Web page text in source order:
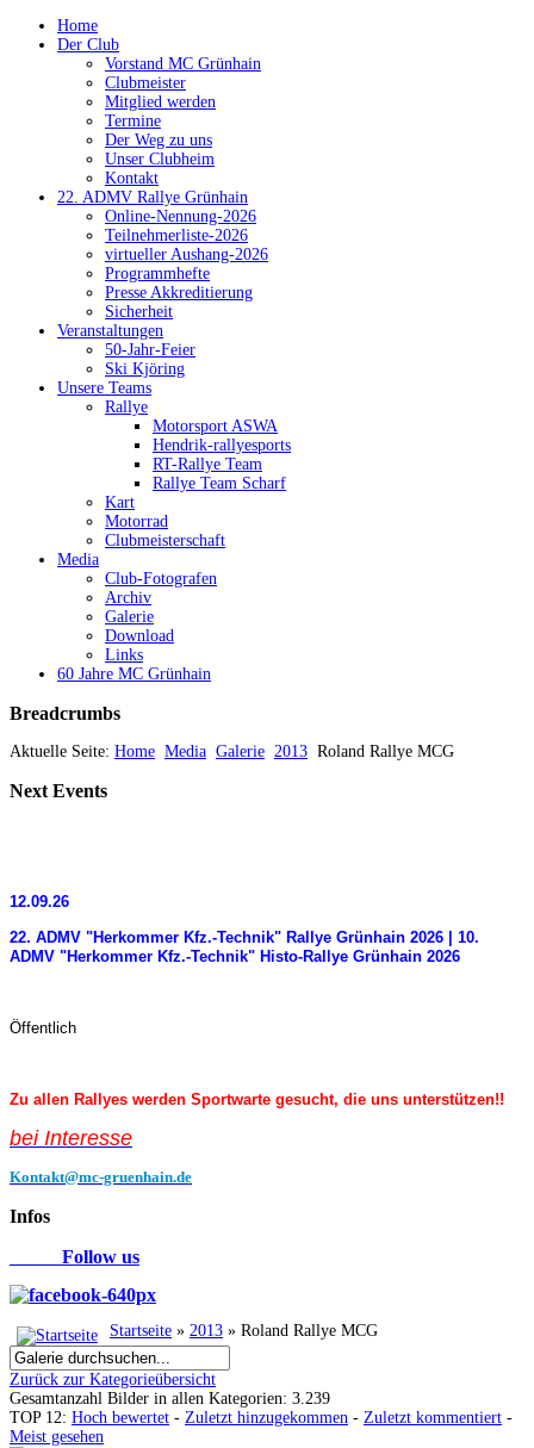
Home
Der Club
Vorstand MC Grünhain
Clubmeister
Mitglied werden
Termine
Der Weg zu uns
Unser Clubheim
Kontakt
22. ADMV Rallye Grünhain
Online-Nennung-2026
Teilnehmerliste-2026
virtueller Aushang-2026
Programmhefte
Presse Akkreditierung
Sicherheit
Veranstaltungen
50-Jahr-Feier
Ski Kjöring
Unsere Teams
Rallye
Motorsport ASWA
Hendrik-rallyesports
RT-Rallye Team
Rallye Team Scharf
Kart
Motorrad
Clubmeisterschaft
Media
Club-Fotografen
Archiv
Galerie
Download
Links
60 Jahre MC Grünhain
Breadcrumbs
Aktuelle Seite: Home Media Galerie 2013 Roland Rallye MCG
Next Events
12.09.26
22. ADMV "Herkommer Kfz.-Technik" Rallye Grünhain 2026 | 10.
ADMV "Herkommer Kfz.-Technik" Histo-Rallye Grünhain 2026
Öffentlich
Zu allen Rallyes werden Sportwarte gesucht, die uns unterstützen!!
bei Interesse
Kontakt@mc-gruenhain.de
Infos
Follow us
Startseite » 2013 » Roland Rallye MCG
Zurück zur Kategorieübersicht
Gesamtanzahl Bilder in allen Kategorien: 3.239
TOP 12: Hoch bewertet - Zuletzt hinzugekommen - Zuletzt kommentiert -
Meist gesehen